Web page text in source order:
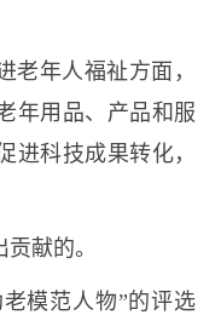
老年人福祉方面，
年用品、产品和服
进科技成果转化，
献的。
模范人物”的评选